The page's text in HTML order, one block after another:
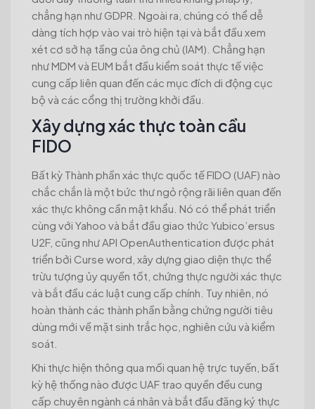
chẳng hạn như GDPR. Ngoài ra, chúng có thể dễ
dàng tích hợp vào vai trò hiện tại và bắt đầu xem
xét cơ sở hạ tầng của ông chủ (IAM). Chẳng hạn
như MDM và EUM bắt đầu kiểm soát thực tế việc
cung cấp liên quan đến các mục đích di động cục
bộ và các cổng thị trường khởi đầu.
Xây dựng xác thực toàn cầu
FIDO
Bất kỳ Thành phần xác thực quốc tế FIDO (UAF) nào
chắc chắn là một bức thư ngỏ rộng rãi liên quan đến
xác thực không cần mật khẩu. Nó có thể phát triển
cùng với Yahoo và bắt đầu giao thức Yubico’ersus
U2F, cũng như API OpenAuthentication được phát
triển bởi Curse word, xây dựng giao diện thực thể
trừu tượng ủy quyền tốt, chứng thực người xác thực
và bắt đầu các luật cung cấp chính. Tuy nhiên, nó
hoàn thành các thành phần bằng chứng người tiêu
dùng mới về mặt sinh trắc học, nghiên cứu và kiểm
soát.
Khi thực hiện thông qua mối quan hệ trực tuyến, bất
kỳ hệ thống nào được UAF trao quyền đều cung
cấp chuyên ngành cá nhân và bắt đầu đăng ký thực